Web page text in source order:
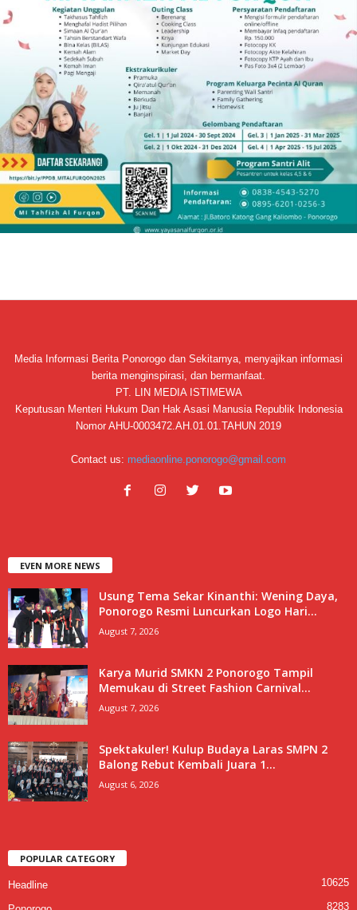
Media Informasi Berita Ponorogo dan Sekitarnya, menyajikan informasi
berita menginspirasi, dan bermanfaat.
PT. LIN MEDIA ISTIMEWA
Keputusan Menteri Hukum Dan Hak Asasi Manusia Republik Indonesia
Nomor AHU-0003472.AH.01.01.TAHUN 2019
Contact us: mediaonline.ponorogo@gmail.com
EVEN MORE NEWS
Usung Tema Sekar Kinanthi: Wening Daya,
Ponorogo Resmi Luncurkan Logo Hari...
August 7, 2026
Karya Murid SMKN 2 Ponorogo Tampil
Memukau di Street Fashion Carnival...
August 7, 2026
Spektakuler! Kulup Budaya Laras SMPN 2
Balong Rebut Kembali Juara 1...
August 6, 2026
POPULAR CATEGORY
Headline 10625
8283